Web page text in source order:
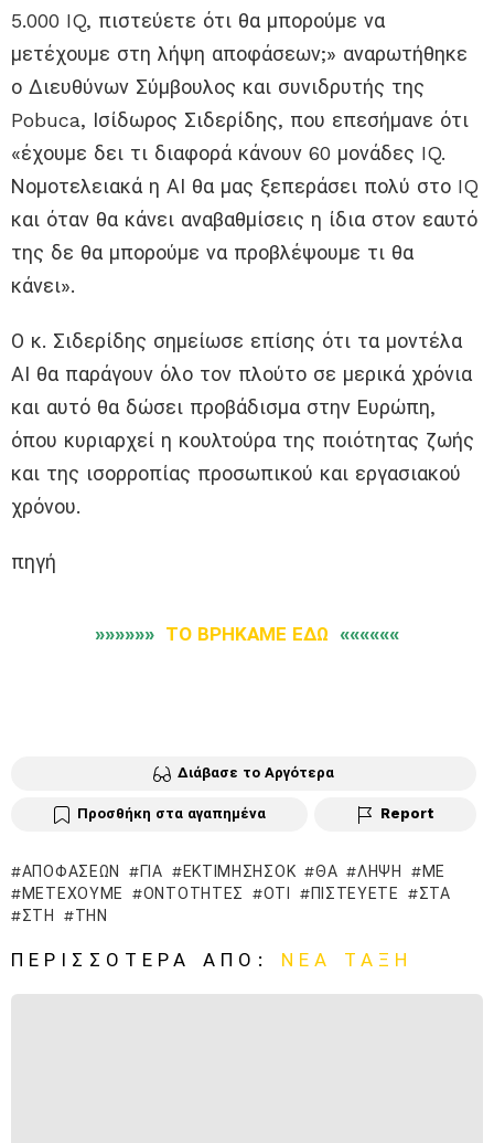
5.000 IQ, πιστεύετε ότι θα μπορούμε να
μετέχουμε στη λήψη αποφάσεων;» αναρωτήθηκε
ο Διευθύνων Σύμβουλος και συνιδρυτής της
Pobuca, Ισίδωρος Σιδερίδης, που επεσήμανε ότι
«έχουμε δει τι διαφορά κάνουν 60 μονάδες IQ.
Νομοτελειακά η ΑΙ θα μας ξεπεράσει πολύ στο IQ
και όταν θα κάνει αναβαθμίσεις η ίδια στον εαυτό
της δε θα μπορούμε να προβλέψουμε τι θα
κάνει».
Ο κ. Σιδερίδης σημείωσε επίσης ότι τα μοντέλα
ΑΙ θα παράγουν όλο τον πλούτο σε μερικά χρόνια
και αυτό θα δώσει προβάδισμα στην Ευρώπη,
όπου κυριαρχεί η κουλτούρα της ποιότητας ζωής
και της ισορροπίας προσωπικού και εργασιακού
χρόνου.
πηγή
»»»»»» ΤΟ ΒΡΗΚΑΜΕ ΕΔΩ ««««««
Διάβασε το Αργότερα
Προσθήκη στα αγαπημένα Report
ΑΠΟΦΆΣΕΩΝ ΓΙΑ ΕΚΤΊΜΗΣΗΣΟΚ ΘΑ ΛΉΨΗ
ΜΕ
ΜΕΤΈΧΟΥΜΕ
ΟΝΤΌΤΗΤΕΣ ΌΤΙ ΠΙΣΤΕΎΕΤΕ
ΣΤΑ
ΣΤΗ
ΤΗΝ
ΠΕΡΙΣΣΌΤΕΡΑ ΑΠΌ: ΝΈΑ ΤΆΞΗ